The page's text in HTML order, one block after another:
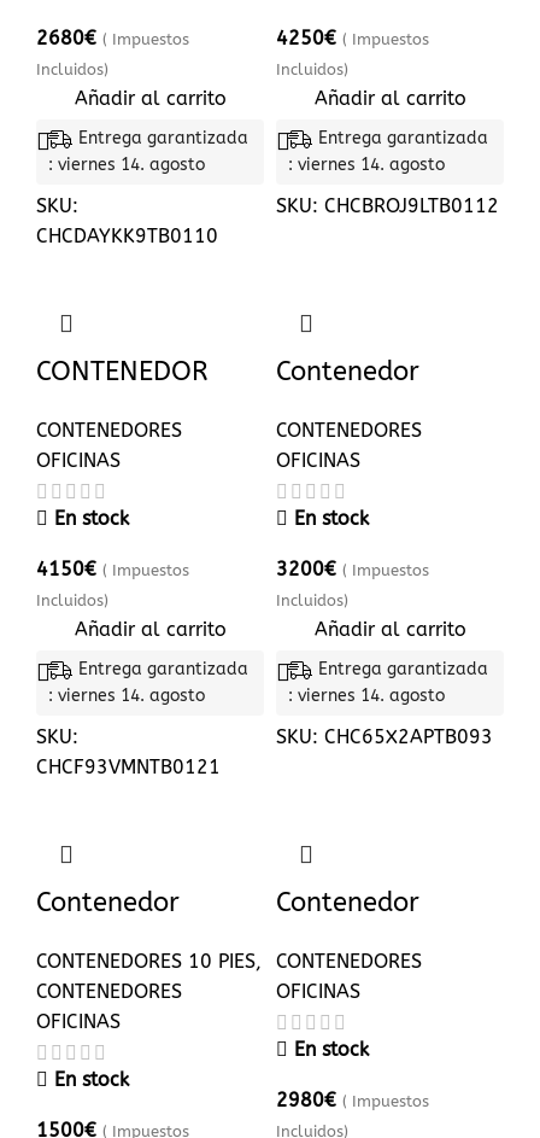
2680€ ( Impuestos
Incluidos)
Añadir al carrito
Entrega garantizada
: viernes 14. agosto
SKU:
CHCDAYKK9TB0110
4250€ ( Impuestos
Incluidos)
Añadir al carrito
Entrega garantizada
: viernes 14. agosto
SKU: CHCBROJ9LTB0112
CONTENEDOR
CONTENEDORES
OFICINAS
En stock
4150€ ( Impuestos
Incluidos)
Añadir al carrito
Entrega garantizada
: viernes 14. agosto
SKU:
CHCF93VMNTB0121
Contenedor
Panorámicas
CONTENEDORES
OFICINAS
En stock
3200€ ( Impuestos
Incluidos)
Añadir al carrito
Entrega garantizada
: viernes 14. agosto
SKU: CHC65X2APTB093
Contenedor
CONTENEDORES 10 PIES,
CONTENEDORES
OFICINAS
En stock
1500€ ( Impuestos
Contenedor
CONTENEDORES
OFICINAS
En stock
2980€ ( Impuestos
Incluidos)